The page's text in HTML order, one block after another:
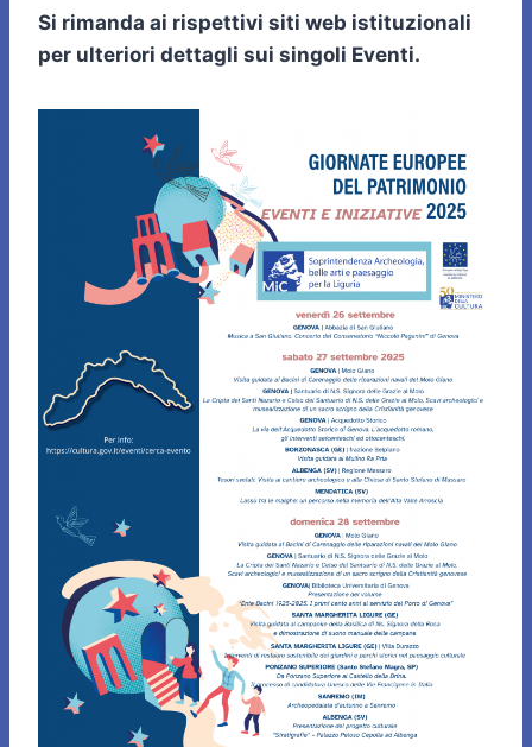
Si rimanda ai rispettivi siti web istituzionali
per ulteriori dettagli sui singoli Eventi.